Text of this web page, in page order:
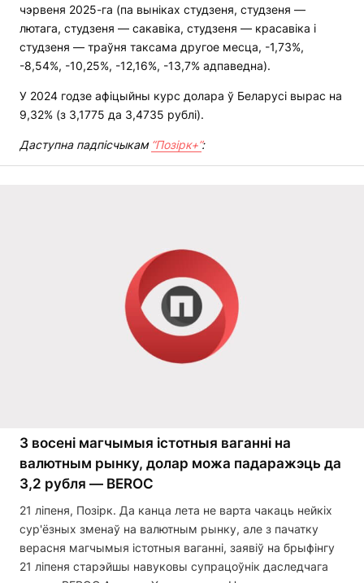
чэрвеня 2025-га (па выніках студзеня, студзеня —
лютага, студзеня — сакавіка, студзеня — красавіка і
студзеня — траўня таксама другое месца, -1,73%,
-8,54%, -10,25%, -12,16%, -13,7% адпаведна).
У 2024 годзе афіцыйны курс долара ў Беларусі вырас на
9,32% (з 3,1775 да 3,4735 рублі).
Даступна падпісчыкам “Позірк+”:
З восені магчымыя істотныя ваганні на
валютным рынку, долар можа падаражэць да
3,2 рубля — BEROC
21 ліпеня, Позірк. Да канца лета не варта чакаць нейкіх
сур'ёзных зменаў на валютным рынку, але з пачатку
верасня магчымыя істотныя ваганні, заявіў на брыфінгу
21 ліпеня старэйшы навуковы супрацоўнік даследчага